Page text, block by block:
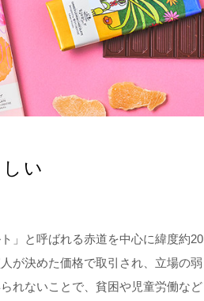
い
」と呼ばれる赤道を中心に緯度約20
が決めた価格で取引され、立場の弱
れないことで、貧困や児童労働など